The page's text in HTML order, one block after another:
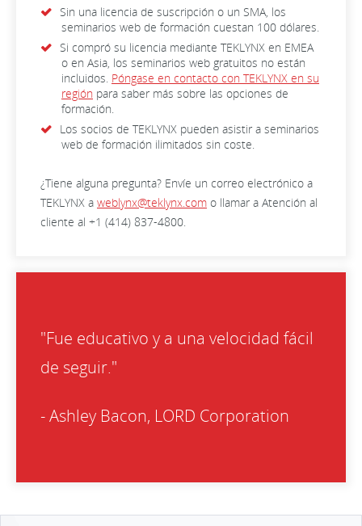
Sin una licencia de suscripción o un SMA, los
seminarios web de formación cuestan 100 dólares.
Si compró su licencia mediante TEKLYNX en EMEA
o en Asia, los seminarios web gratuitos no están
incluidos. Póngase en contacto con TEKLYNX en su
región para saber más sobre las opciones de
formación.
Los socios de TEKLYNX pueden asistir a seminarios
web de formación ilimitados sin coste.
¿Tiene alguna pregunta? Envíe un correo electrónico a
TEKLYNX a weblynx@teklynx.com o llamar a Atención al
cliente al +1 (414) 837-4800.
"Fue educativo y a una velocidad fácil
de seguir."
- Ashley Bacon, LORD Corporation